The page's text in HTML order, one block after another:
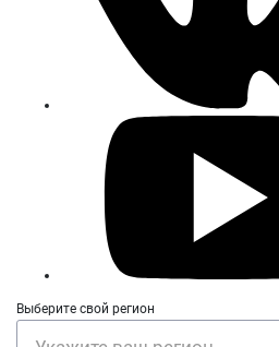
Выберите свой регион